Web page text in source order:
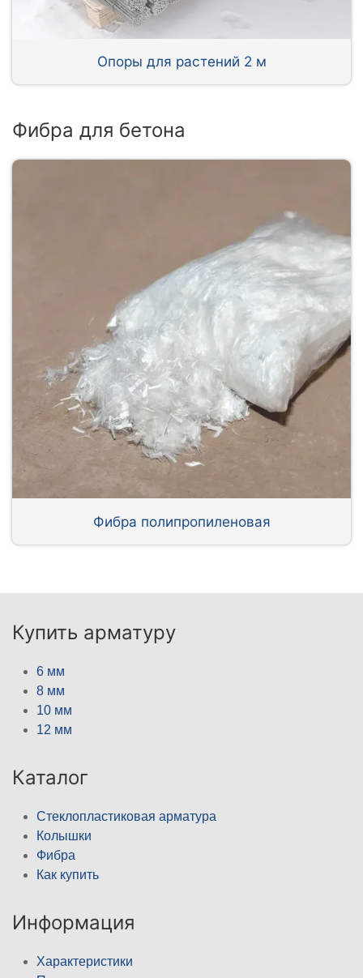
Опоры для растений 2 м
Фибра для бетона
Фибра полипропиленовая
Купить арматуру
6 мм
8 мм
10 мм
12 мм
Каталог
Стеклопластиковая арматура
Колышки
Фибра
Как купить
Информация
Характеристики